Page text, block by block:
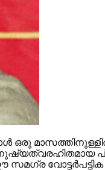
ഒരു
വോട്ടര്‍പട്ടിക